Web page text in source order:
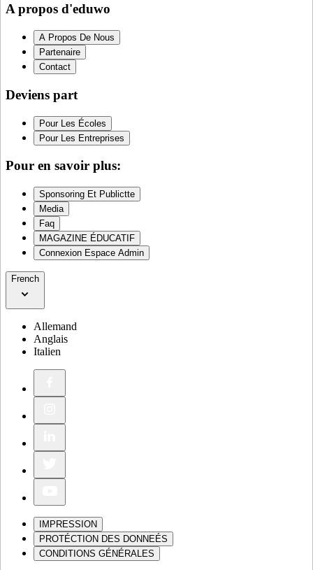
A propos d'eduwo
A Propos De Nous
Partenaire
Contact
Deviens part
Pour Les Écoles
Pour Les Entreprises
Pour en savoir plus:
Sponsoring Et Publictte
Media
Faq
MAGAZINE ÉDUCATIF
Connexion Espace Admin
French
Allemand
Anglais
Italien
IMPRESSION
PROTÉCTION DES DONNEÉS
CONDITIONS GÉNÉRALES